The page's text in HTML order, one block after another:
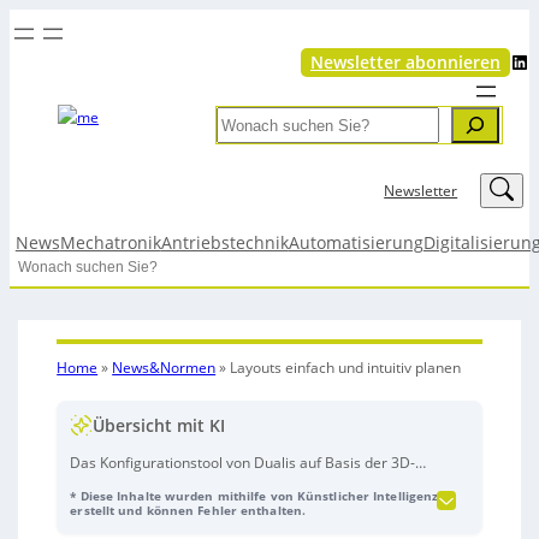
Newsletter abonnieren LinkedIn
Search
Newsletter LinkedIn
NewsMechatronikAntriebstechnikAutomatisierung
Search
Home » News&Normen» Layouts einfach und intuitiv planen
Übersicht mit KI
Das Konfigurationstool von Dualis auf Basis der 3D-
es Unternehmen, Layouts einfach zu planen und bei
* Diese Inhalte wurden mithilfe von Künstlicher Intelligenz
erstellt und können Fehler enthalten.